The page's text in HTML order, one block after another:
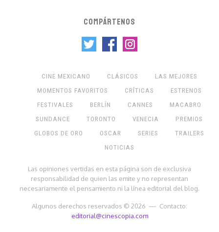
COMPÁRTENOS
CINE MEXICANO CLÁSICOS
LAS MEJORES
MOMENTOS FAVORITOS
CRÍTICAS
ESTRENOS
FESTIVALES
BERLÍN CANNES
MACABRO
SUNDANCE
TORONTO VENECIA
PREMIOS
GLOBOS DE ORO
OSCAR SERIES
TRAILERS
NOTICIAS
Las opiniones vertidas en esta página son de exclusiva
responsabilidad de quien las emite y no representan
necesariamente el pensamiento ni la línea editorial del blog.
Algunos derechos reservados © 2026 — Contacto:
editorial@cinescopia.com